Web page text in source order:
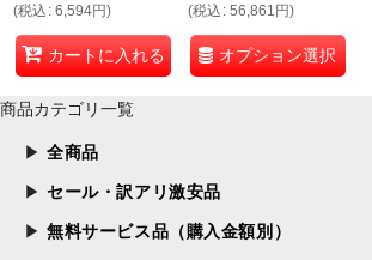
(税込 : 6,594円)
カートに入れる
(税込 : 56,861 円)
オプション選択
商品カテゴリ一覧
全商品
セール・訳アリ激安品
無料サービス品（購入金額別）